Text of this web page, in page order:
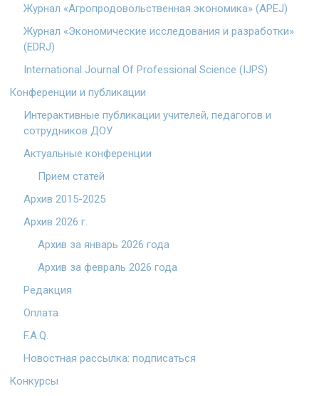
Журнал «Агропродовольственная экономика» (APEJ)
Журнал «Экономические исследования и разработки»
(EDRJ)
International Journal Of Professional Science (IJPS)
Конференции и публикации
Интерактивные публикации учителей, педагогов и
сотрудников ДОУ
Актуальные конференции
Прием статей
Архив 2015-2025
Архив 2026 г.
Архив за январь 2026 года
Архив за февраль 2026 года
Редакция
Оплата
F.A.Q.
Новостная рассылка: подписаться
Конкурсы